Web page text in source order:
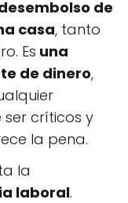
de
casa, tanto
Es una
de dinero,
críticos y
la pena.
la
laboral.